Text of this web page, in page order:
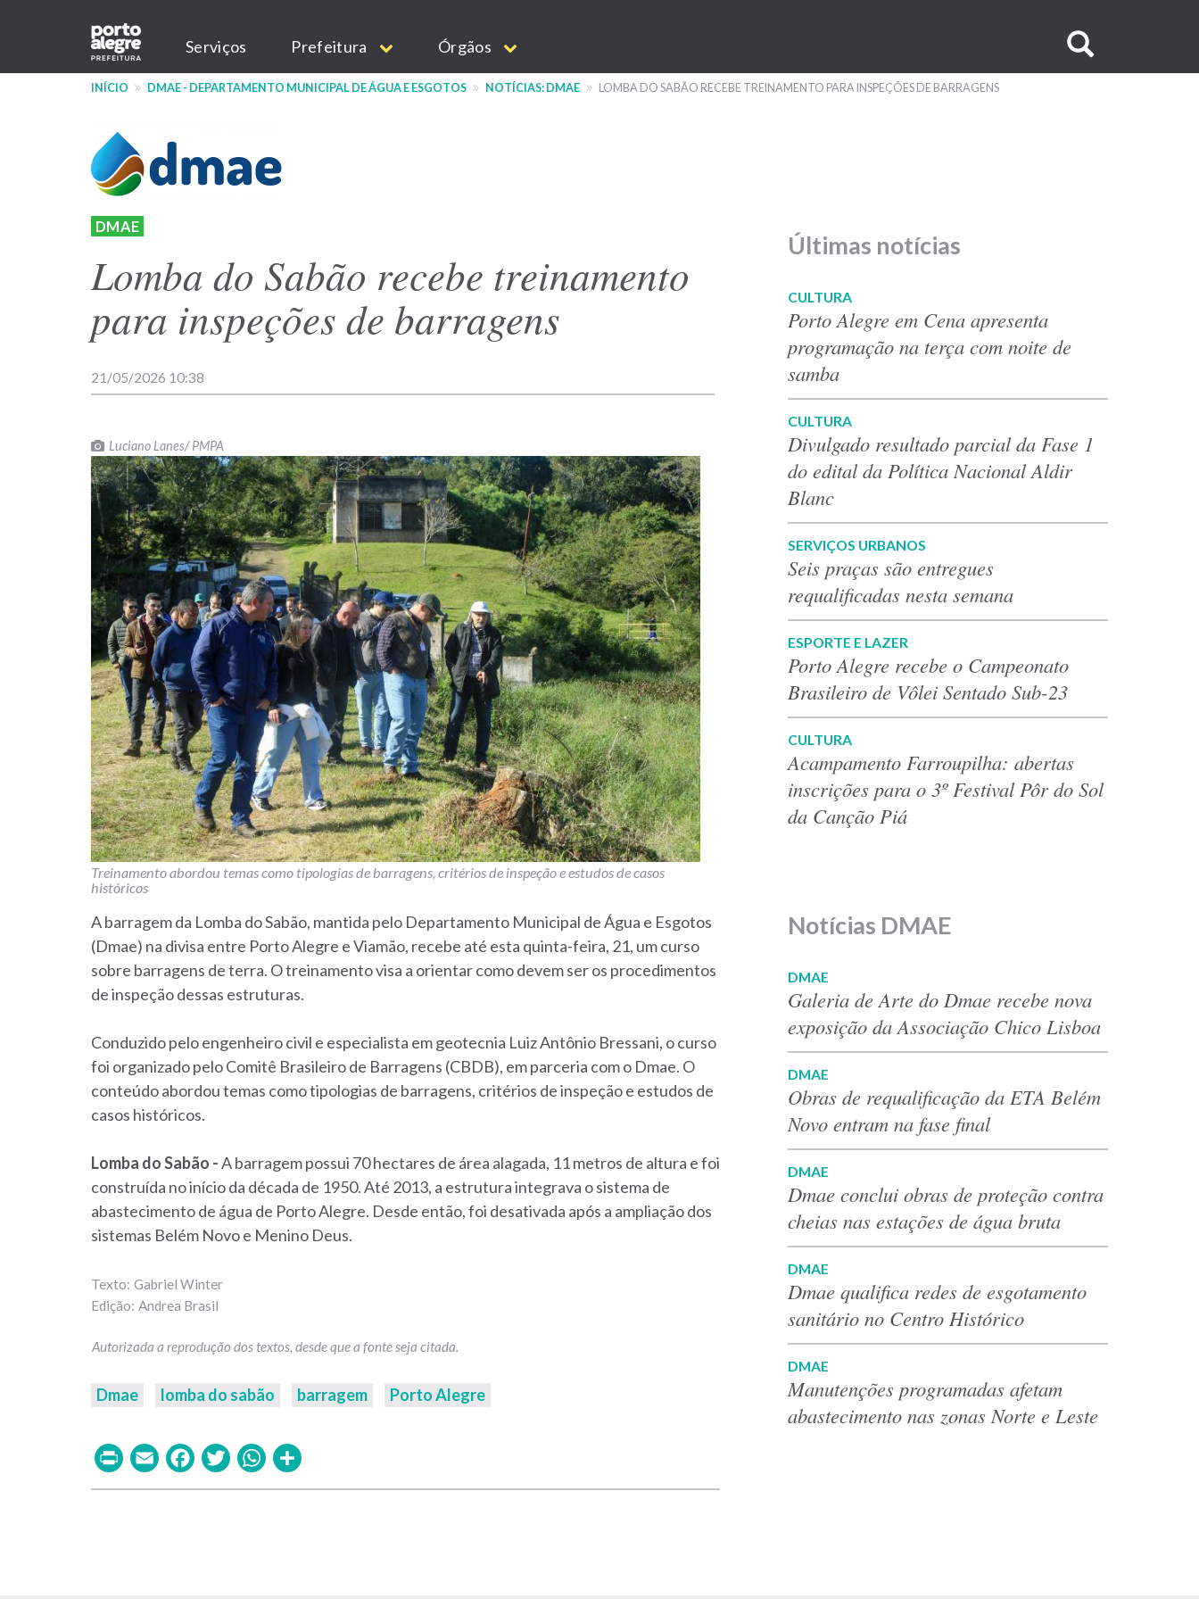
conteúdo
Main
navigation
Serviços Prefeitura Órgãos
no
INÍCIO DMAE - DEPARTAMENTO MUNICIPAL DE ÁGUA E ESGOTOS NOTÍCIAS: DMAE LOMBA DO SABÃO RECEBE TREINAMENTO PARA INSPEÇÕES DE BARRAGENS
DMAE
Lomba do Sabão recebe treinamento
para inspeções de barragens
21/05/2026 10:38
Luciano Lanes/ PMPA
Treinamento abordou temas como tipologias de barragens, critérios de inspeção e estudos de casos
históricos
A barragem da Lomba do Sabão, mantida pelo Departamento Municipal de Água e Esgotos
(Dmae) na divisa entre Porto Alegre e Viamão, recebe até esta quinta-feira, 21, um curso
sobre barragens de terra. O treinamento visa a orientar como devem ser os procedimentos
de inspeção dessas estruturas.
Conduzido pelo engenheiro civil e especialista em geotecnia Luiz Antônio Bressani, o curso
foi organizado pelo Comitê Brasileiro de Barragens (CBDB), em parceria com o Dmae. O
conteúdo abordou temas como tipologias de barragens, critérios de inspeção e estudos de
casos históricos.
Lomba do Sabão -A barragem possui 70 hectares de área alagada, 11 metros de altura e foi
construída no início da década de 1950. Até 2013, a estrutura integrava o sistema de
abastecimento de água de Porto Alegre. Desde então, foi desativada após a ampliação dos
sistemas Belém Novo e Menino Deus.
Gabriel Winter
Andrea Brasil
Dmae lomba do sabão barragem Porto Alegre
PrintEmailFacebook
TwitterWhatsApp
Últimas notícias
CULTURA
Porto Alegre em Cena apresenta
programação na terça com noite de
samba
CULTURA
Divulgado resultado parcial da Fase 1
do edital da Política Nacional Aldir
Blanc
SERVIÇOS URBANOS
Seis praças são entregues
requalificadas nesta semana
ESPORTE E LAZER
Porto Alegre recebe o Campeonato
Brasileiro de Vôlei Sentado Sub-23
CULTURA
Acampamento Farroupilha: abertas
inscrições para o 3º Festival Pôr do Sol
da Canção Piá
Notícias DMAE
DMAE
Galeria de Arte do Dmae recebe nova
exposição da Associação Chico Lisboa
DMAE
Obras de requalificação da ETA Belém
Novo entram na fase final
DMAE
Dmae conclui obras de proteção contra
cheias nas estações de água bruta
DMAE
Dmae qualifica redes de esgotamento
sanitário no Centro Histórico
DMAE
Manutenções programadas afetam
abastecimento nas zonas Norte e Leste